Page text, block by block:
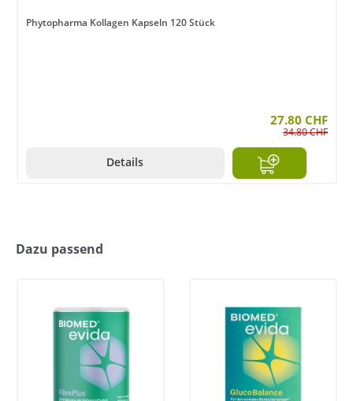
Phytopharma Kollagen Kapseln 120 Stück
27.80 CHF
34.80 CHF
Details
Dazu passend